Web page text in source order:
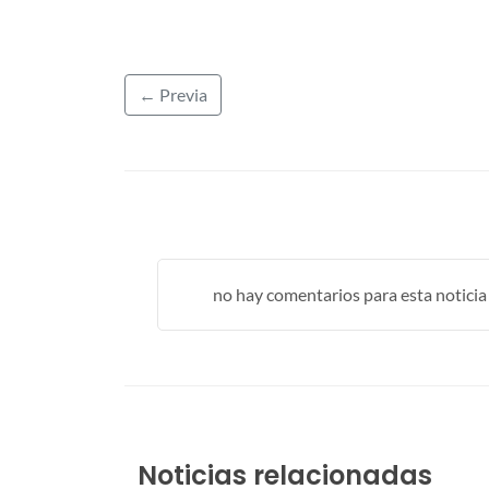
← Previa
no hay comentarios para esta noticia ...
Noticias relacionadas